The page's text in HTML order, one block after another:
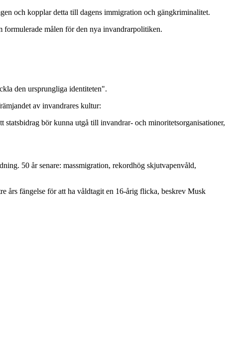
och kopplar detta till dagens immigration och gängkriminalitet.
målen för den nya invandrarpolitiken.
den ursprungliga identiteten".
av invandrares kultur:
statsbidrag bör kunna utgå till invandrar- och minoritetsorganisationer,
50 år senare: massmigration, rekordhög skjutvapenvåld,
års fängelse för att ha våldtagit en 16-årig flicka, beskrev Musk